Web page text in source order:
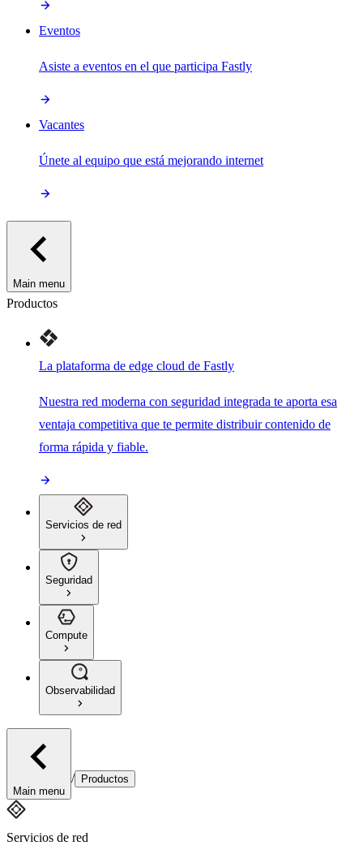
Eventos
Asiste a eventos en el que participa Fastly
Vacantes
Únete al equipo que está mejorando internet
Main menu
Productos
La plataforma de edge cloud de Fastly
Nuestra red moderna con seguridad integrada te aporta esa
ventaja competitiva que te permite distribuir contenido de
forma rápida y fiable.
Servicios de red
Seguridad
Compute
Observabilidad
Main menu
/ Productos
Servicios de red